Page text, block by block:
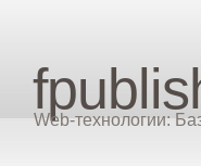
Web-технологии: